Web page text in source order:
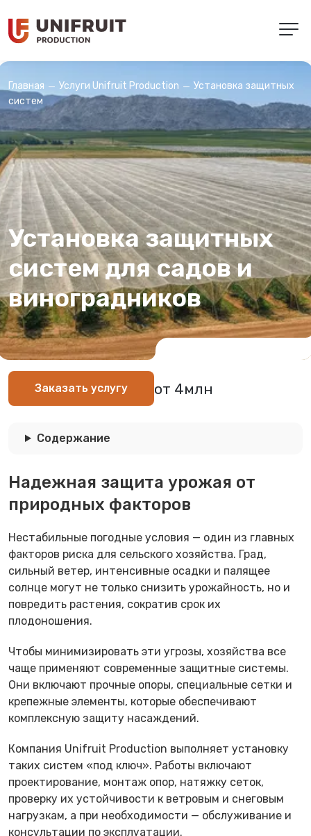
Главная Услуги Unifruit Production
Установка защитных
систем
Установка защитных
систем для садов и
виноградников
Заказать услугу от 4млн
Содержание
Надежная защита урожая от
природных факторов
Нестабильные погодные условия — один из главных
факторов риска для сельского хозяйства. Град,
сильный ветер, интенсивные осадки и палящее
солнце могут не только снизить урожайность, но и
повредить растения, сократив срок их
плодоношения.
Чтобы минимизировать эти угрозы, хозяйства все
чаще применяют современные защитные системы.
Они включают прочные опоры, специальные сетки и
крепежные элементы, которые обеспечивают
комплексную защиту насаждений.
Компания Unifruit Production выполняет установку
таких систем «под ключ». Работы включают
проектирование, монтаж опор, натяжку сеток,
проверку их устойчивости к ветровым и снеговым
нагрузкам, а при необходимости — обслуживание и
консультации по эксплуатации.